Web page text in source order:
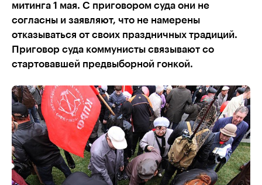
митинга 1 мая. С приговором суда они не
согласны и заявляют, что не намерены
отказываться от своих праздничных традиций.
Приговор суда коммунисты связывают со
стартовавшей предвыборной гонкой.